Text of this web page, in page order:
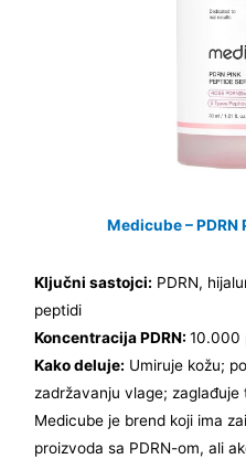
Medicube –
Ključni sastojci: PDRN,
peptidi
Koncentracija PDRN:10.000
Kako deluje: Umiruje kožu;
zadržavanju vlage; zaglađuje
Medicube je brend koji ima
proizvoda sa PDRN-om, ali